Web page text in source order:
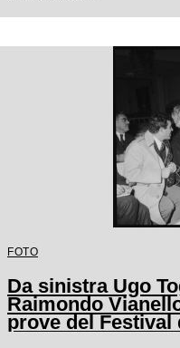
FOTO
Da sinistra Ugo
Raimondo
prove del Festival